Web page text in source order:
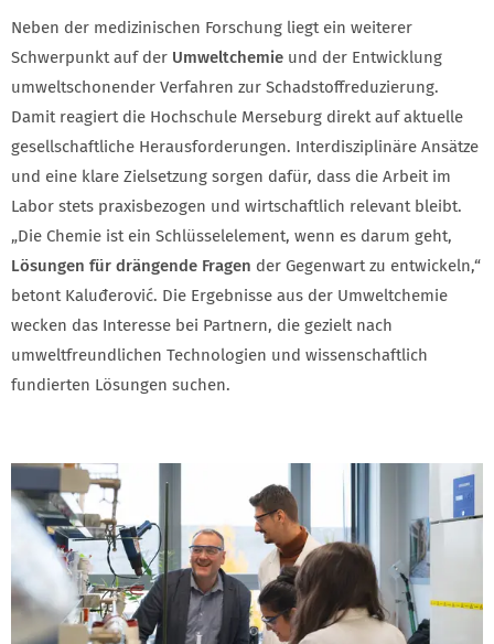
Neben der medizinischen Forschung liegt ein weiterer
Schwerpunkt auf der Umweltchemie und der Entwicklung
umweltschonender Verfahren zur Schadstoffreduzierung.
Damit reagiert die Hochschule Merseburg direkt auf aktuelle
gesellschaftliche Herausforderungen. Interdisziplinäre Ansätze
und eine klare Zielsetzung sorgen dafür, dass die Arbeit im
Labor stets praxisbezogen und wirtschaftlich relevant bleibt.
„Die Chemie ist ein Schlüsselelement, wenn es darum geht,
Lösungen für drängende Fragen der Gegenwart zu entwickeln,“
betont Kaluđerović. Die Ergebnisse aus der Umweltchemie
wecken das Interesse bei Partnern, die gezielt nach
umweltfreundlichen Technologien und wissenschaftlich
fundierten Lösungen suchen.